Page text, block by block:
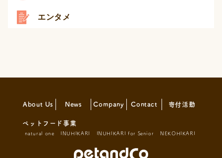
エンタメ
About Us News Company Contact 寄付活動
ペットフード事業
natural one INUHIKARI INUHIKARI for Senior NEKOHIKARI